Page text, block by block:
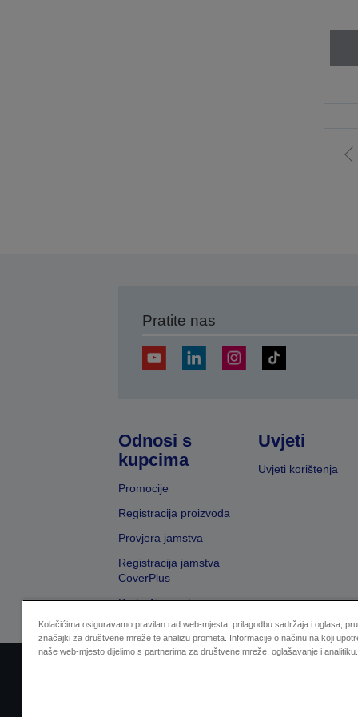
Idi
Pratite nas
Odnosi s
kupcima
Promocije
Registracija proizvoda
Provjera jamstva
Registracija jamstva
CoverPlus
Pretraživanje trgovaca
Uvjeti
Uvjeti korištenja
Kolačićima osiguravamo pravilan rad web-mjesta, prilagodbu sadržaja i oglasa,
značajki za društvene mreže te analizu prometa. Informacije o načinu na koji
naše web-mjesto dijelimo s partnerima za društvene mreže, oglašavanje i analitiku.